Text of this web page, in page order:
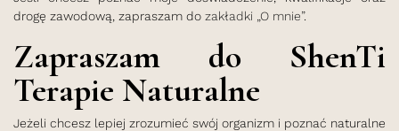
drogę zawodową, zapraszam do zakładki „O mnie”.
Zapraszam do ShenTi
Terapie Naturalne
Jeżeli chcesz lepiej zrozumieć swój organizm i poznać naturalne